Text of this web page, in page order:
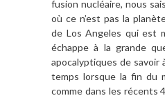
fusion nucléaire, nous
où ce n’est pas la
de Los Angeles qui est
échappe à la grande
apocalyptiques de savoir
temps lorsque la fin du
comme dans les récents